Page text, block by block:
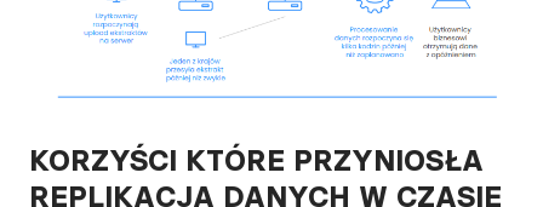
KORZYŚCI KTÓRE PRZYNIOSŁA
REPLIKACJA DANYCH W CZASIE